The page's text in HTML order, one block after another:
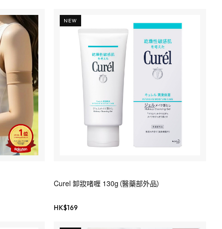
NEW
Curel 卸妝啫喱 130g（醫藥部外品）
HK$169